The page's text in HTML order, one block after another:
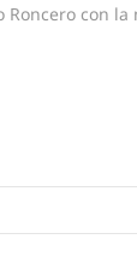
con la